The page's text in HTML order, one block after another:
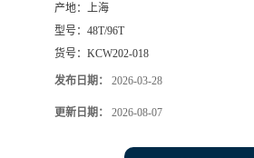
产地：
上海
型号： 48T/96T
货号： KCW202-018
发布日期： 2026-03-28
更新日期： 2026-08-07